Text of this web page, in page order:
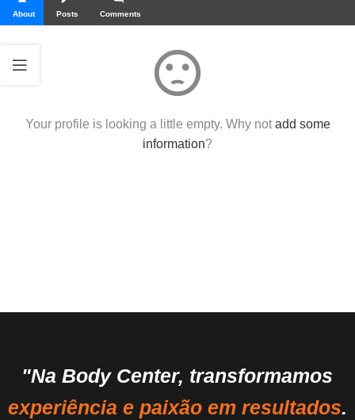
About Posts Comments
sentiment_dissatisfied
Your profile is looking a little empty. Why not add some
information?
"Na Body Center, transformamos
experiência e paixão em resultados.